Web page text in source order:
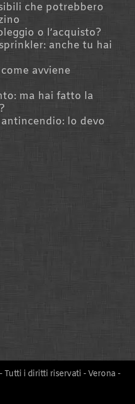
che potrebbero
o l’acquisto?
anche tu hai
avviene
ma hai fatto la
lo devo
Tutti i diritti riservati - Verona -